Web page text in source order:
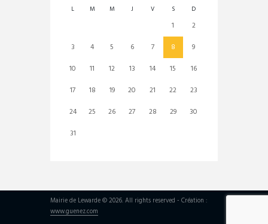
L M M J V S D
1
2
3
4 5 6 7 8
9
10
11 12 13 14 15
16
17
18 19 20 21 22
23
24
25 26 27 28 29
30
31
Mairie de Lewarde © 2026. All rights reserved - Création :
www.guenez.com